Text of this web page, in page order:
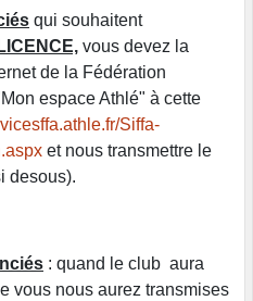
qui souhaitent
vous devez la
de la Fédération
espace Athlé" à cette
Siffa-
et nous transmettre le
desous).
: quand le club aura
vous nous aurez transmises